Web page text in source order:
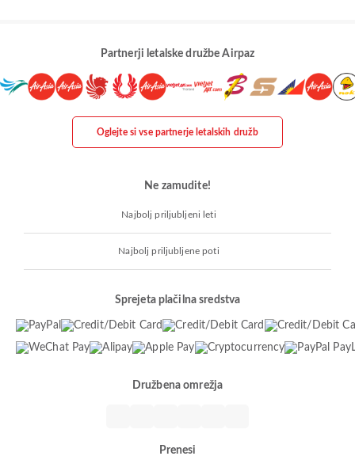
Partnerji letalske družbe Airpaz
Oglejte si vse partnerje letalskih družb
Ne zamudite!
Najbolj priljubljeni leti
Najbolj priljubljene poti
Sprejeta plačilna sredstva
Družbena omrežja
Prenesi